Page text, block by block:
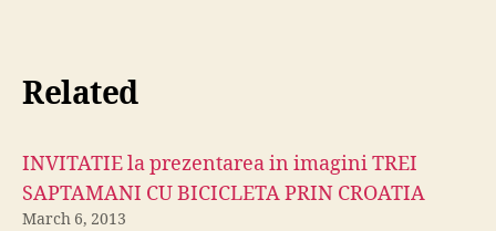
Related
INVITATIE la prezentarea in imagini TREI
SAPTAMANI CU BICICLETA PRIN CROATIA
March 6, 2013